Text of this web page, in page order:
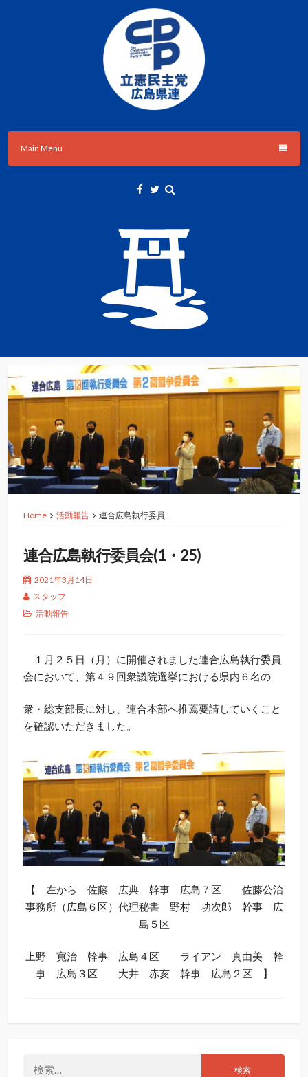
立憲民主党広島県総支部連合会
Main Menu
Home 活動報告 連合広島執行委員…
連合広島執行委員会(1・25)
2021年3月14日
スタッフ
活動報告
１月２５日（月）に開催されました連合広島執行委員
会において、第４９回衆議院選挙における県内６名の
衆・総支部長に対し、連合本部へ推薦要請していくこと
を確認いただきました。
【 左から 佐藤 広典 幹事 広島７区 佐藤公治
事務所（広島６区）代理秘書 野村 功次郎 幹事 広
島５区
上野 寛治 幹事 広島４区 ライアン 真由美 幹
事 広島３区 大井 赤亥 幹事 広島２区 】